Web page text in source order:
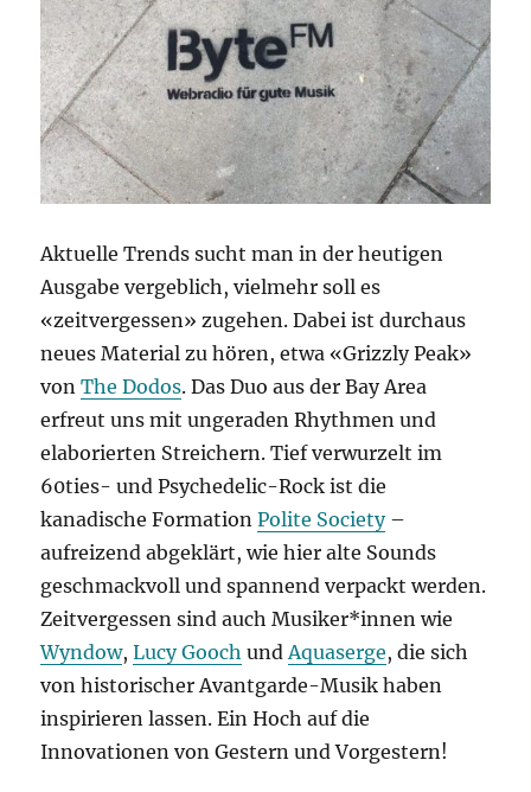
Aktuelle Trends sucht man in der heutigen
Ausgabe vergeblich, vielmehr soll es
«zeitvergessen» zugehen. Dabei ist durchaus
neues Material zu hören, etwa «Grizzly Peak»
vonThe Dodos. Das Duo aus der Bay Area
erfreut uns mit ungeraden Rhythmen und
elaborierten Streichern. Tief verwurzelt im
60ties- und Psychedelic-Rock ist die
kanadische FormationPolite Society–
aufreizend abgeklärt, wie hier alte Sounds
geschmackvoll und spannend verpackt werden.
Zeitvergessen sind auch Musiker*innen wie
Wyndow,Lucy Gooch undAquaserge, die sich
von historischer Avantgarde-Musik haben
inspirieren lassen. Ein Hoch auf die
Innovationen von Gestern und Vorgestern!